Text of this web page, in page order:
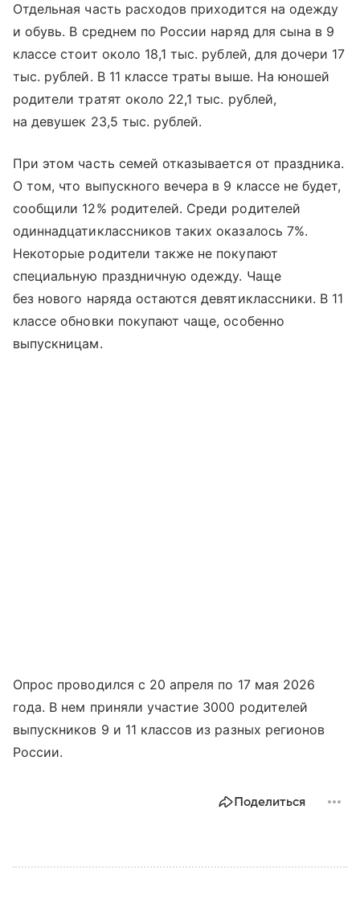
Отдельная часть расходов приходится на одежду
и обувь. В среднем по России наряд для сына в 9
классе стоит около 18,1 тыс. рублей, для дочери 17
тыс. рублей. В 11 классе траты выше. На юношей
родители тратят около 22,1 тыс. рублей,
на девушек 23,5 тыс. рублей.
При этом часть семей отказывается от праздника.
О том, что выпускного вечера в 9 классе не будет,
сообщили 12% родителей. Среди родителей
одиннадцатиклассников таких оказалось 7%.
Некоторые родители также не покупают
специальную праздничную одежду. Чаще
без нового наряда остаются девятиклассники. В 11
классе обновки покупают чаще, особенно
выпускницам.
Опрос проводился с 20 апреля по 17 мая 2026
года. В нем приняли участие 3000 родителей
выпускников 9 и 11 классов из разных регионов
России.
Поделиться